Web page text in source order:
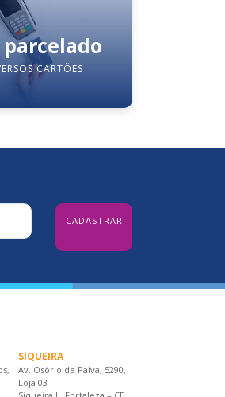
CARTÕES
SIQUEIRA
Av. Osório de Paiva, 5290,
Loja 03
Siqueira II, Fortaleza – CE